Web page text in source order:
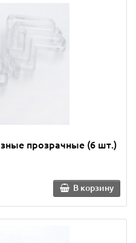
прозрачные (6 шт.)
В корзину